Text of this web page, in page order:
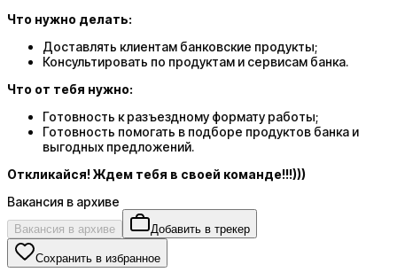
Что нужно делать:
Доставлять клиентам банковские продукты;
Консультировать по продуктам и сервисам банка.
Что от тебя нужно:
Готовность к разъездному формату работы;
Готовность помогать в подборе продуктов банка и
выгодных предложений.
Откликайся! Ждем тебя в своей команде!!!)))
Вакансия в архиве
Вакансия в архиве Добавить в трекер
Сохранить в избранное